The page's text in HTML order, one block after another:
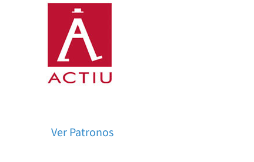
Ver Patronos